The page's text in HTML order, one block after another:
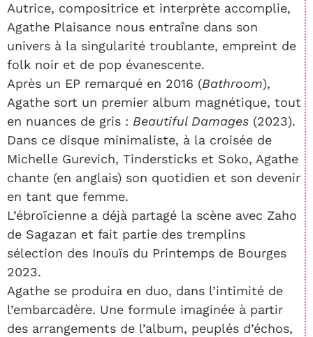
Autrice, compositrice et interprète accomplie,
Agathe Plaisance nous entraîne dans son
univers à la singularité troublante, empreint de
folk noir et de pop évanescente.
Après un EP remarqué en 2016 (Bathroom),
Agathe sort un premier album magnétique, tout
en nuances de gris : Beautiful Damages (2023).
Dans ce disque minimaliste, à la croisée de
Michelle Gurevich, Tindersticks et Soko, Agathe
chante (en anglais) son quotidien et son devenir
en tant que femme.
L’ébroïcienne a déjà partagé la scène avec Zaho
de Sagazan et fait partie des tremplins
sélection des Inouïs du Printemps de Bourges
2023.
Agathe se produira en duo, dans l’intimité de
l’embarcadère. Une formule imaginée à partir
des arrangements de l’album, peuplés d’échos,